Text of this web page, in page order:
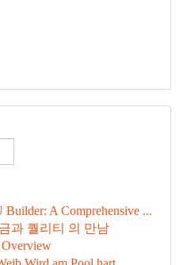
A Comprehensive ...
과 퀄리티 의 만남